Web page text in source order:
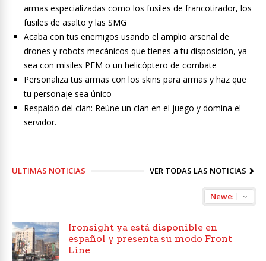
armas especializadas como los fusiles de francotirador, los
fusiles de asalto y las SMG
Acaba con tus enemigos usando el amplio arsenal de
drones y robots mecánicos que tienes a tu disposición, ya
sea con misiles PEM o un helicóptero de combate
Personaliza tus armas con los skins para armas y haz que
tu personaje sea único
Respaldo del clan: Reúne un clan en el juego y domina el
servidor.
ULTIMAS NOTICIAS VER TODAS LAS NOTICIAS
Ironsight ya está disponible en
español y presenta su modo Front
Line